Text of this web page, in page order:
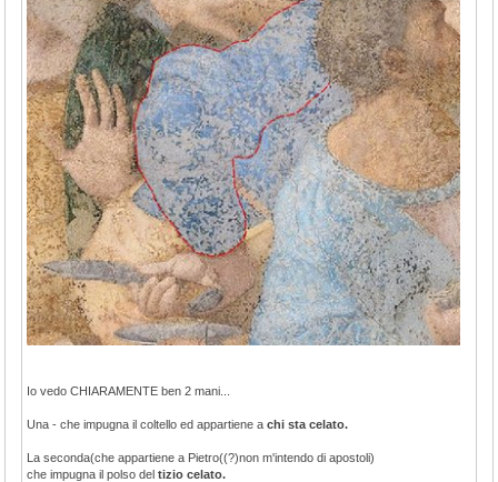
Io vedo CHIARAMENTE ben 2 mani...
Una - che impugna il coltello ed appartiene a chi sta celato.
La seconda(che appartiene a Pietro((?)non m'intendo di apostoli)
che impugna il polso del tizio celato.